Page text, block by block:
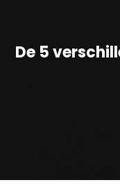
De 5